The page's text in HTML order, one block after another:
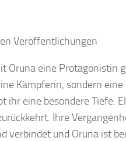
Veröffentlichungen
Oruna eine Protagonistin
Kämpferin, sondern
ihr eine besondere Tiefe.
Ihre
verbindet und Oruna ist